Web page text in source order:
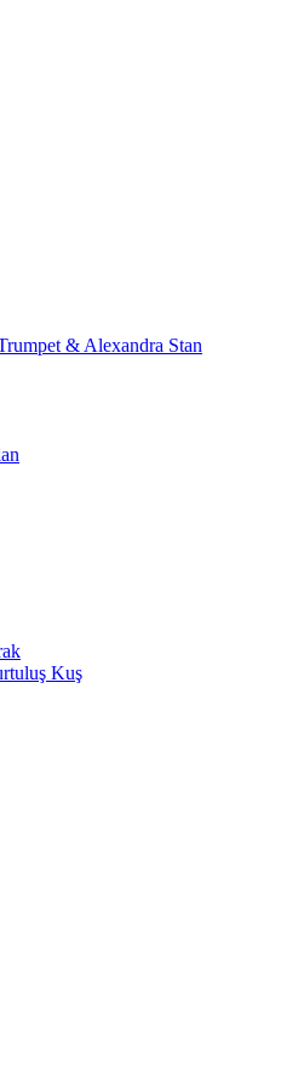
& Alexandra Stan
Kuş